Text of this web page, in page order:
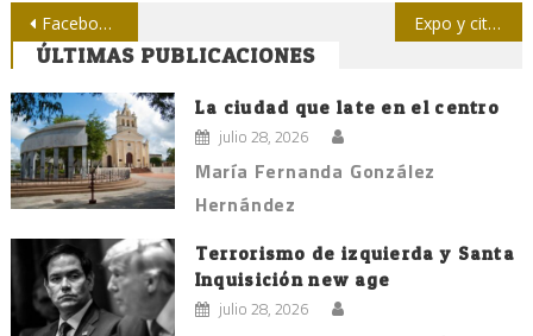
Navegación
de
entradas
Facebook, Twitter… redes sociales: ¿invasión de los necios? Expo y cita con el fotógrafo Peter Turnley en Bellas Artes
ÚLTIMAS PUBLICACIONES
La ciudad que late en el centro
julio 28, 2026
María Fernanda González
Hernández
Terrorismo de izquierda y Santa
Inquisición new age
julio 28, 2026